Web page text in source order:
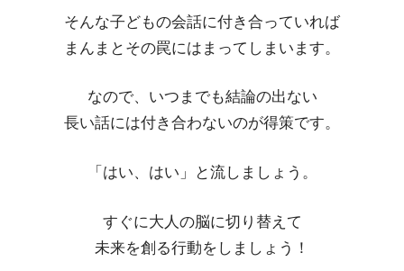
そんな子どもの会話に付き合っていれば
まんまとその罠にはまってしまいます。
なので、いつまでも結論の出ない
長い話には付き合わないのが得策です。
「はい、はい」と流しましょう。
すぐに大人の脳に切り替えて
未来を創る行動をしましょう！